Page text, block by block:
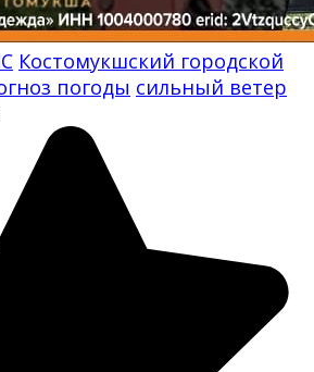
Костомукшский городской
погоды сильный ветер